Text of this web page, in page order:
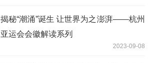
揭秘“潮涌”诞生 让世界为之澎湃——杭州
亚运会会徽解读系列
2023-09-08